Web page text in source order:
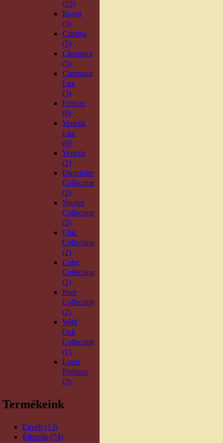
(23)
Royal
(5)
Cristina
(5)
Cleopatra
(5)
Cleopatra
Lux
(3)
Firenze
(6)
Venetia
Lux
(6)
Venetia
(2)
Directoire
Collection
(2)
Shutter
Collection
(2)
Chic
Collection
(2)
Cube
Collection
(2)
Pure
Collection
(2)
Wild
Oak
Collection
(1)
Louis
Philippe
(2)
Termékeink
Egyéb (13)
Étkezők (74)